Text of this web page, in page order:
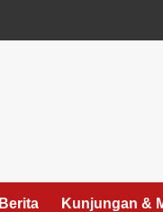
Kunjungan &